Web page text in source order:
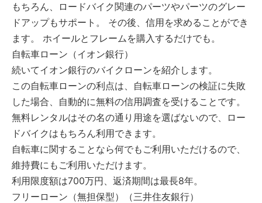
もちろん、ロードバイク関連のパーツやパーツのグレー
ドアップもサポート。 その後、信用を求めることができ
ます。 ホイールとフレームを購入するだけでも。
自転車ローン（イオン銀行）
続いてイオン銀行のバイクローンを紹介します。
この自転車ローンの利点は、自転車ローンの検証に失敗
した場合、自動的に無料の信用調査を受けることです。
無料レンタルはその名の通り用途を選ばないので、ロー
ドバイクはもちろん利用できます。
自転車に関することなら何でもご利用いただけるので、
維持費にもご利用いただけます。
利用限度額は700万円、返済期間は最長8年。
フリーローン（無担保型）（三井住友銀行）